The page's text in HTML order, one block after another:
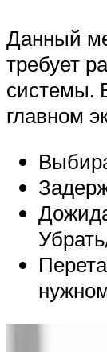
Данный
требует
системы.
главном